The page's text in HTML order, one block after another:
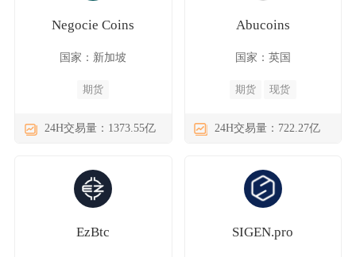
Negocie Coins
国家：新加坡
期货
24H交易量：1373.55亿
Abucoins
国家：英国
期货 现货
24H交易量：722.27亿
EzBtc SIGEN.pro